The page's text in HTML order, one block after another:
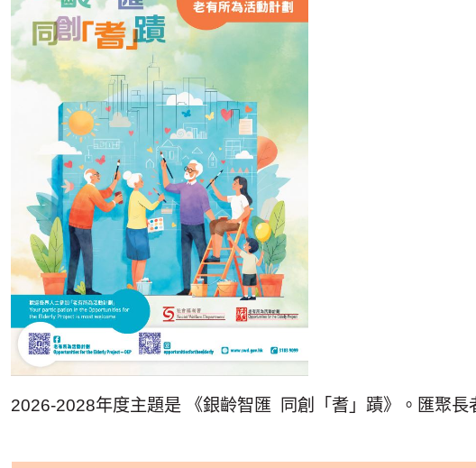
2026-2028年度主題是 《銀齡智匯 同創「耆」蹟》。匯聚